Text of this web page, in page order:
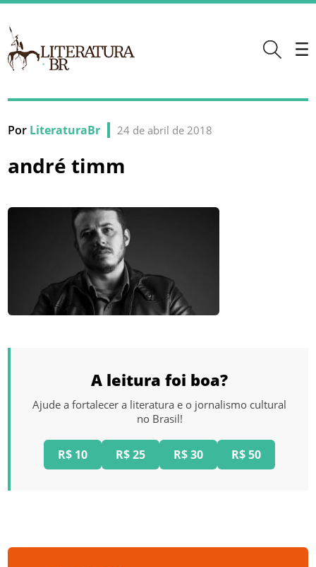
Por LiteraturaBr 24 de abril de 2018
andré timm
A leitura foi boa?
Ajude a fortalecer a literatura e o jornalismo cultural
no Brasil!
R$ 10 R$ 25 R$ 30 R$ 50